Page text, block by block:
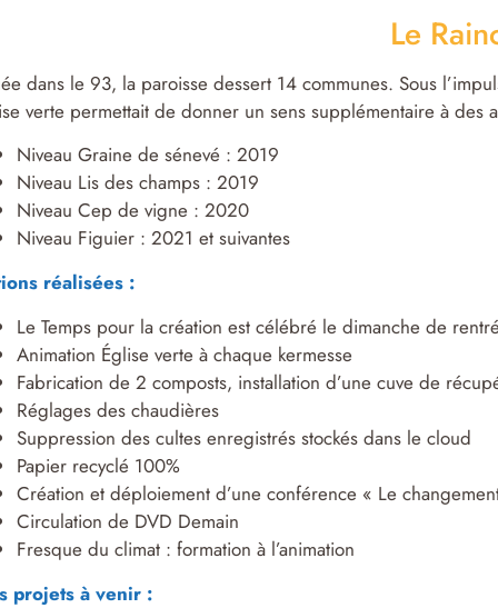
Le
dans le 93, la paroisse dessert 14 communes. Sous
verte permettait de donner un sens supplémentaire à des
Niveau Graine de sénevé : 2019
Niveau Lis des champs : 2019
Niveau Cep de vigne : 2020
Niveau Figuier : 2021 et suivantes
réalisées :
Le Temps pour la création est célébré le dimanche de
Animation Église verte à chaque kermesse
Fabrication de 2 composts, installation d’une cuve de
Réglages des chaudières
Suppression des cultes enregistrés stockés dans le cloud
Papier recyclé 100%
Création et déploiement d’une conférence « Le
Circulation de DVD Demain
Fresque du climat : formation à l’animation
projets à venir :